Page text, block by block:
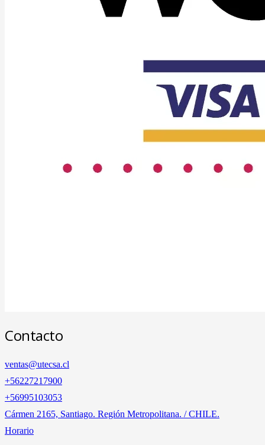
Contacto
ventas@utecsa.cl
+56227217900
‎+56995103053
Cármen 2165, Santiago. Región Metropolitana. / CHILE.
Horario